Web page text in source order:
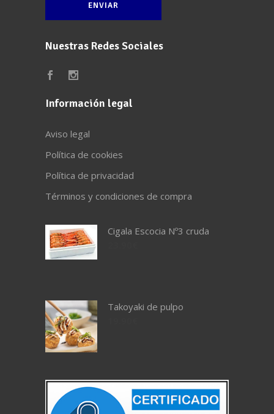
Nuestras Redes Sociales
Información legal
Aviso legal
Política de cookies
Política de privacidad
Términos y condiciones de compra
Cigala Escocia Nº3 cruda
Takoyaki de pulpo